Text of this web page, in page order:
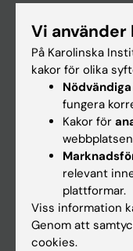
Forskarutbildning
Forskning
Kalender
Student
Vi använder
På Karolinska
kakor för olika
Nödvändiga
fungera
Kakor för
relevant
plattformar.
Viss information
Genom att
cookies.